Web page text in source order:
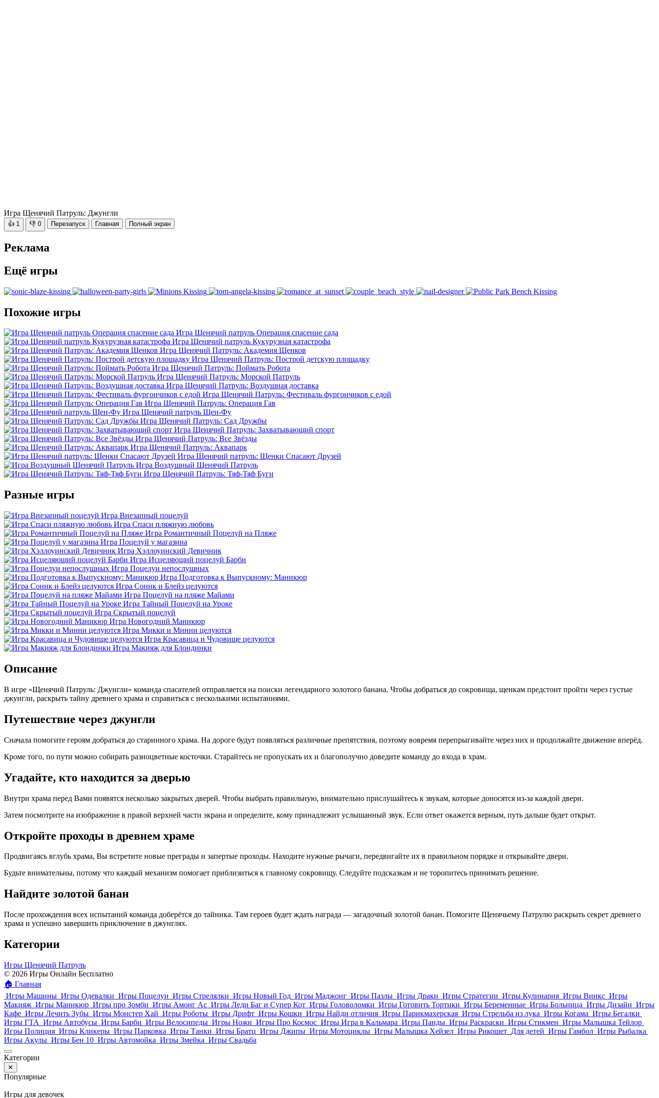
Игра Щенячий Патруль: Джунгли
👍 1 👎 0 Перезапуск Главная Полный экран
Реклама
Ещё игры
Похожие игры
Игра Щенячий патруль Операция спасение сада
Игра Щенячий патруль Кукурузная катастрофа
Игра Щенячий Патруль: Академия Щенков
Игра Щенячий Патруль: Построй детскую площадку
Игра Щенячий Патруль: Поймать Робота
Игра Щенячий Патруль: Морской Патруль
Игра Щенячий Патруль: Воздушная доставка
Игра Щенячий Патруль: Фестиваль фургончиков с едой
Игра Щенячий Патруль: Операция Гав
Игра Щенячий патруль Щен-Фу
Игра Щенячий Патруль: Сад Дружбы
Игра Щенячий Патруль: Захватывающий спорт
Игра Щенячий Патруль: Все Звёзды
Игра Щенячий Патруль: Аквапарк
Игра Щенячий патруль: Щенки Спасают Друзей
Игра Воздушный Щенячий Патруль
Игра Щенячий Патруль: Тяф-Тяф Буги
Разные игры
Игра Внезапный поцелуй
Игра Спаси пляжную любовь
Игра Романтичный Поцелуй на Пляже
Игра Поцелуй у магазина
Игра Хэллоуинский Девичник
Игра Исцеляющий поцелуй Барби
Игра Поцелуи непослушных
Игра Подготовка к Выпускному: Маникюр
Игра Соник и Блейз целуются
Игра Поцелуй на пляже Майами
Игра Тайный Поцелуй на Уроке
Игра Скрытый поцелуй
Игра Новогодний Маникюр
Игра Микки и Минни целуются
Игра Красавица и Чудовище целуются
Игра Макияж для Блондинки
Описание
В игре «Щенячий Патруль: Джунгли» команда спасателей отправляется на поиски легендарного золотого банана. Чтобы добраться до сокровища, щенкам предстоит пройти через густые
джунгли, раскрыть тайну древнего храма и справиться с несколькими испытаниями.
Путешествие через джунгли
Сначала помогите героям добраться до старинного храма. На дороге будут появляться различные препятствия, поэтому вовремя перепрыгивайте через них и продолжайте движение вперёд.
Кроме того, по пути можно собирать разноцветные косточки. Старайтесь не пропускать их и благополучно доведите команду до входа в храм.
Угадайте, кто находится за дверью
Внутри храма перед Вами появятся несколько закрытых дверей. Чтобы выбрать правильную, внимательно прислушайтесь к звукам, которые доносятся из-за каждой двери.
Затем посмотрите на изображение в правой верхней части экрана и определите, кому принадлежит услышанный звук. Если ответ окажется верным, путь дальше будет открыт.
Откройте проходы в древнем храме
Продвигаясь вглубь храма, Вы встретите новые преграды и запертые проходы. Находите нужные рычаги, передвигайте их в правильном порядке и открывайте двери.
Будьте внимательны, потому что каждый механизм помогает приблизиться к главному сокровищу. Следуйте подсказкам и не торопитесь принимать решение.
Найдите золотой банан
После прохождения всех испытаний команда доберётся до тайника. Там героев будет ждать награда — загадочный золотой банан. Помогите Щенячьему Патрулю раскрыть секрет древнего
храма и успешно завершить приключение в джунглях.
Категории
Игры Щенячий Патруль
© 2026 Игры Онлайн Бесплатно
🏠 Главная
Игры Машины Игры Одевалки Игры Поцелуи Игры Стрелялки Игры Новый Год Игры Маджонг Игры Пазлы Игры Драки Игры Стратегии Игры Кулинария Игры Винкс Игры
Макияж Игры Маникюр Игры про Зомби Игры Амонг Ас Игры Леди Баг и Супер Кот Игры Головоломки Игры Готовить Тортики Игры Беременные Игры Больница Игры Дизайн Игры
Кафе Игры Лечить Зубы Игры Монстер Хай Игры Роботы Игры Дрифт Игры Кошки Игры Найди отличия Игры Парикмахерская Игры Стрельба из лука Игры Когама Игры Бегалки
Игры ГТА Игры Автобусы Игры Барби Игры Велосипеды Игры Ножи Игры Про Космос Игры Игра в Кальмара Игры Панды Игры Раскраски Игры Стикмен Игры Малышка Тейлор
Игры Полиция Игры Кликеры Игры Парковка Игры Танки Игры Братц Игры Джипы Игры Мотоциклы Игры Малышка Хейзел Игры Рикошет Для детей Игры Гамбол Игры Рыбалка
Игры Акулы Игры Бен 10 Игры Автомойка Игры Змейка Игры Свадьба
Категории
✕
Популярные
Игры для девочек